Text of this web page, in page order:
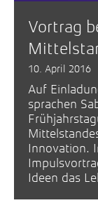
Vortrag
10. April 2016
Auf
sprachen
Innovation.
Ideen das